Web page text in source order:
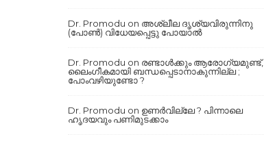
Dr. Promodu on അശ്ലീല ദൃശ്യവിരുന്നിനു
(പോൺ) വിധേയപ്പെട്ടു പോയാൽ
Dr. Promodu on രണ്ടാൾക്കും ആരോഗ്യമുണ്ട്,
ലൈംഗീകമായി ബന്ധപ്പെടാനാകുന്നില്ല ;
പോംവഴിയുണ്ടോ ?
Dr. Promodu on ഉണർവില്ലേ ? പിന്നാലെ
ഹൃദയവും പണിമുടക്കാം